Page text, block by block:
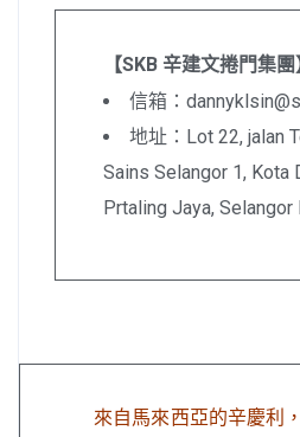
【SKB 辛建文捲門集團
信箱：
地址：Lot 22, jalan
Sains Selangor 1, Kota
Prtaling Jaya, Selangor
來自馬來西亞的辛慶利，